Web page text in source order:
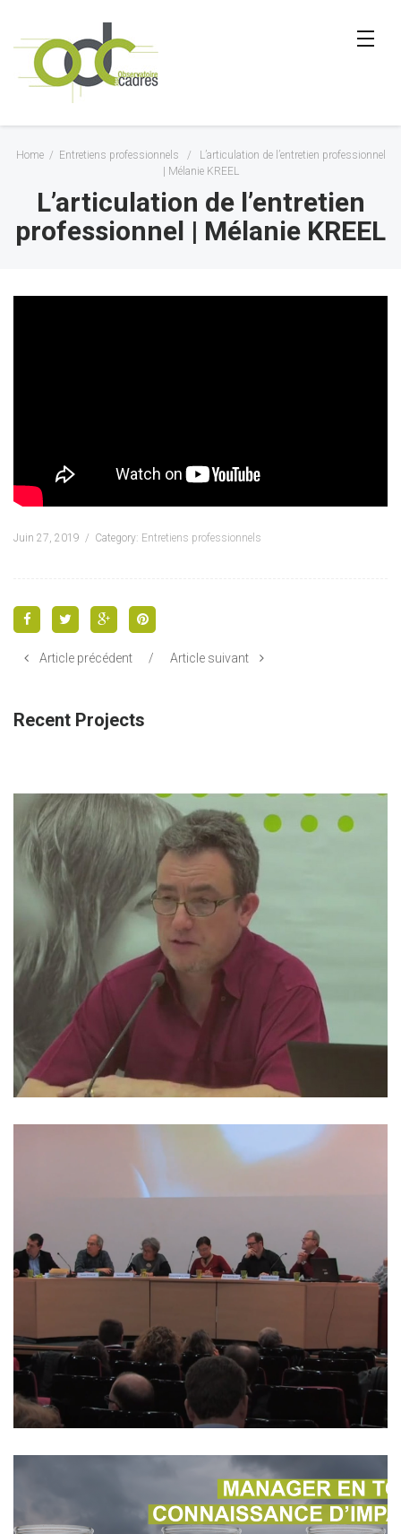
Home / Entretiens professionnels /
L’articulation de l’entretien professionnel
| Mélanie KREEL
L’articulation de l’entretien
professionnel | Mélanie KREEL
Juin 27, 2019 Category: Entretiens professionnels
Article précédent / Article suivant
Recent Projects